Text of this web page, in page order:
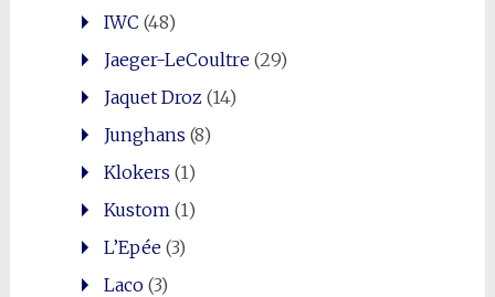
IWC (48)
Jaeger-LeCoultre(29)
Jaquet Droz (14)
Junghans (8)
Klokers (1)
Kustom (1)
L’Epée(3)
Laco(3)